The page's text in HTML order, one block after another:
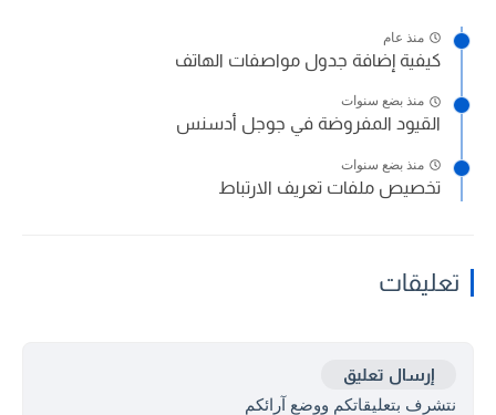
منذ عام
كيفية إضافة جدول مواصفات الهاتف
منذ بضع سنوات
القيود المفروضة في جوجل أدسنس
منذ بضع سنوات
تخصيص ملفات تعريف الارتباط
تعليقات
إرسال تعليق
نتشرف بتعليقاتكم ووضع آرائكم